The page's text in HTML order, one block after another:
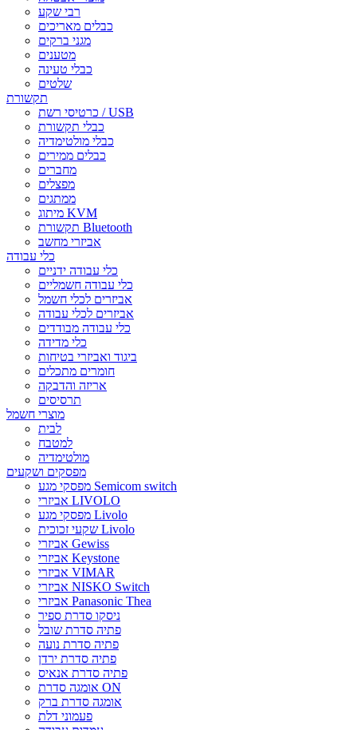
רבי שקע
כבלים מאריכים
מגני ברקים
מטענים
כבלי טעינה
שלטים
תקשורת
כרטיסי רשת / USB
כבלי תקשורת
כבלי מולטימדיה
כבלים ממירים
מחברים
מפצלים
ממתגים
מיתוג KVM
תקשורת Bluetooth
אביזרי מחשב
כלי עבודה
כלי עבודה ידניים
כלי עבודה חשמליים
אביזרים לכלי חשמל
אביזרים לכלי עבודה
כלי עבודה מבודדים
כלי מדידה
ביגוד ואביזרי בטיחות
חומרים מתכלים
אריזה והדבקה
תרסיסים
מוצרי חשמל
לבית
למטבח
מולטימדיה
מפסקים ושקעים
מפסקי מגע Semicom switch
אביזרי LIVOLO
מפסקי מגע Livolo
שקעי זכוכית Livolo
אביזרי Gewiss
אביזרי Keystone
אביזרי VIMAR
אביזרי NISKO Switch
אביזרי Panasonic Thea
ניסקו סדרת ספיר
פתיה סדרת שובל
פתיה סדרת נועה
פתיה סדרת ירדן
פתיה סדרת אנאיס
אומגה סדרת ON
אומגה סדרת ברק
פעמוני דלת